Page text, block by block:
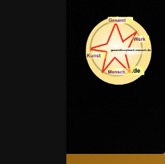
Zum Inhalt springen